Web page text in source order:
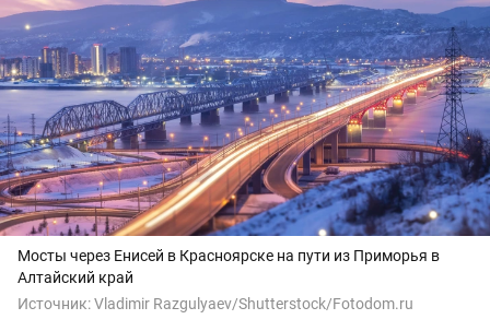
Мосты через Енисей в Красноярске на пути из Приморья в
Алтайский край
Источник:Vladimir Razgulyaev/Shutterstock/Fotodom.ru